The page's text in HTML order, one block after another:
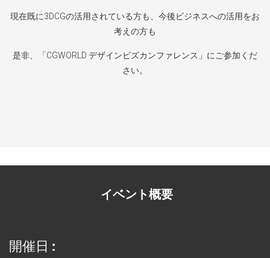
現在既に3DCGの活用されている方も、今後ビジネスへの活用をお
考えの方も
是非、「CGWORLD デザインビズカンファレンス」にご参加くだ
さい。
イベント概要
開催日 :